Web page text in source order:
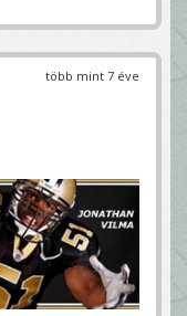
több mint 7 éve